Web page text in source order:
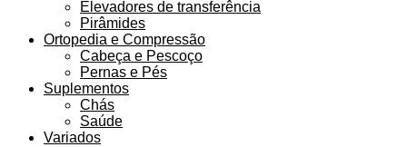
Elevadores de transferência
Pirâmides
Ortopedia e Compressão
Cabeça e Pescoço
Pernas e Pés
Suplementos
Chás
Saúde
Variados